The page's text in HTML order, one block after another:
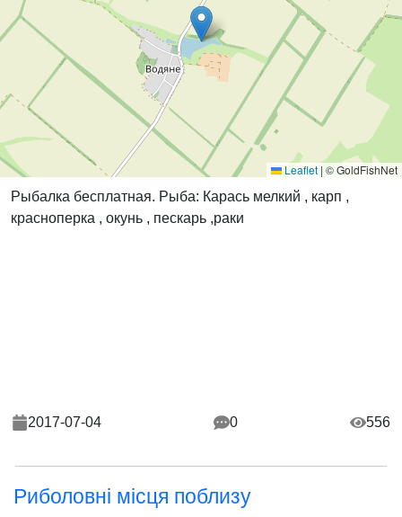
Leaflet | © GoldFishNet
Рыбалка бесплатная. Рыба: Карась мелкий , карп ,
красноперка , окунь , пескарь ,раки
2017-07-04 0 556
Риболовні місця поблизу